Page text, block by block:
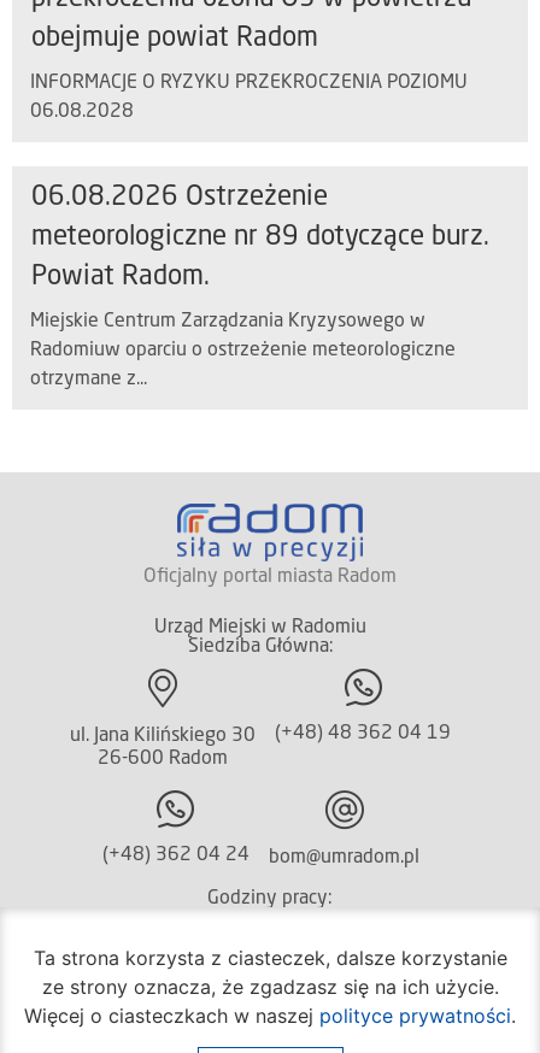
obejmuje powiat Radom
INFORMACJE O RYZYKU PRZEKROCZENIA POZIOMU
06.08.2028
06.08.2026 Ostrzeżenie
meteorologiczne nr 89 dotyczące burz.
Powiat Radom.
Miejskie Centrum Zarządzania Kryzysowego w
Radomiuw oparciu o ostrzeżenie meteorologiczne
otrzymane z...
Oficjalny portal miasta Radom
Urząd Miejski w Radomiu
Siedziba Główna:
ul. Jana Kilińskiego 30
26-600 Radom
(+48) 48 362 04 19
(+48) 362 04 24 bom@umradom.pl
Godziny pracy:
Biuro Obsługi Mieszkańca
poniedziałek – piątek
godz.7:30 – 16:30
Pozostałe wydziały
Ta strona korzysta z ciasteczek, dalsze korzystanie
ze strony oznacza, że zgadzasz się na ich użycie.
Więcej o ciasteczkach w naszej polityce prywatności.